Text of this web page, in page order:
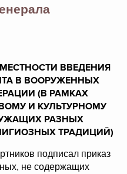
ВВЕДЕНИЯ
В ВООРУЖЕННЫХ
(В РАМКАХ
И КУЛЬТУРНОМУ
РАЗНЫХ
ТРАДИЦИЙ)
подписал приказ
не содержащих